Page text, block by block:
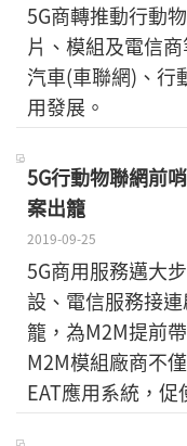
5G商轉推動行動
片、模組及電信
汽車(車聯網)、行
用發展。
5G行動物聯網前
案出籠
2019-09-25
5G商用服務邁大
設、電信服務接
籠，為M2M提前
M2M模組廠商不
EAT應用系統，促